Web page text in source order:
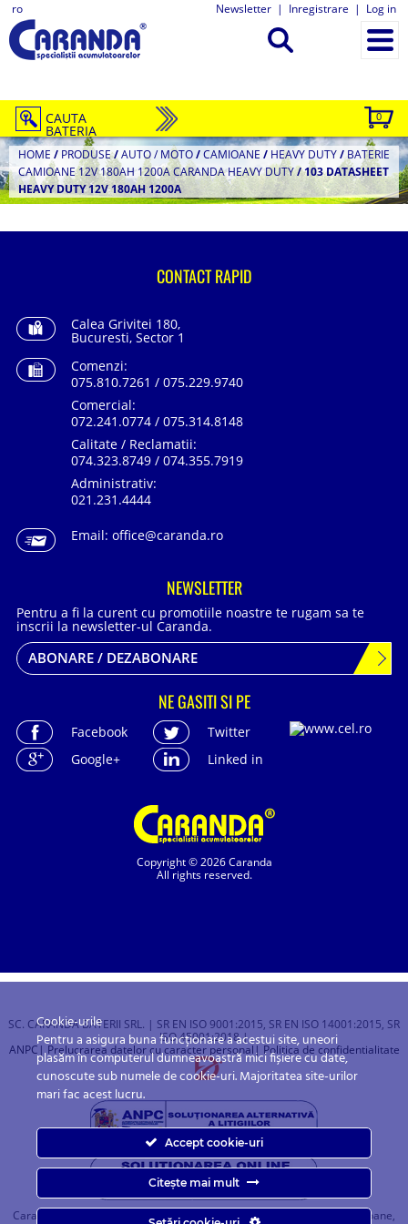
ro Newsletter | Inregistrare | Log in
0
CAUTA
BATERIA
HOME / PRODUSE/AUTO / MOTO/CAMIOANE / HEAVY DUTY/BATERIE
CAMIOANE 12V 180AH 1200A CARANDA HEAVY DUTY/103 DATASHEET
HEAVY DUTY 12V 180AH 1200A
Copyright © 2026 Caranda
All rights reserved.
CONTACT RAPID
Calea Grivitei 180,
Bucuresti, Sector 1
Comenzi:
075.810.7261 / 075.229.9740
Comercial:
072.241.0774 / 075.314.8148
Calitate / Reclamatii:
074.323.8749 / 074.355.7919
Administrativ:
021.231.4444
Email: office@caranda.ro
NEWSLETTER
Pentru a fi la curent cu promotiile noastre te rugam sa te
inscrii la newsletter-ul Caranda.
ABONARE / DEZABONARE
NE GASITI SI PE
Facebook
Twitter
Google+
Linked in
SC. CARANDA BATERII SRL. | SR EN ISO 9001:2015, SR EN ISO 14001:2015, SR
ISO 45001:2018 |
ANPC | Prelucrarea datelor cu caracter personal| Politica de confidentialitate
Caranda.ro este un magazin online cu baterii pentru automobile, camioane,
Cookie-urile
Pentru a asigura buna funcționare a acestui site, uneori
plasăm în computerul dumneavoastră mici fișiere cu date,
cunoscute sub numele de cookie-uri. Majoritatea site-urilor
mari fac acest lucru.
Accept cookie-uri
Citește mai mult